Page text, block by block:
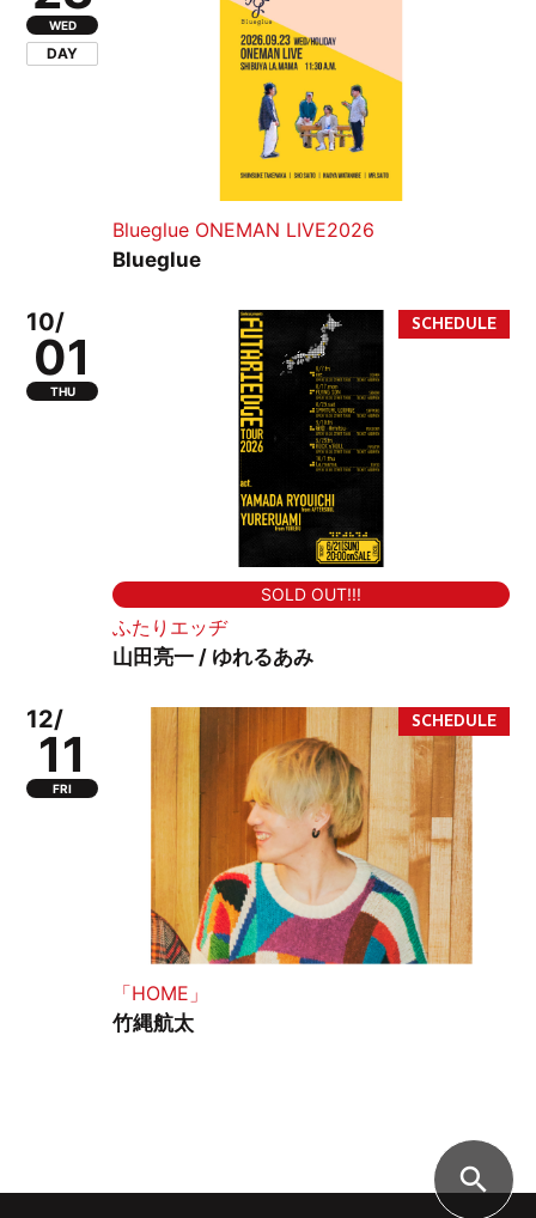
WED
DAY
Blueglue ONEMAN LIVE2026
Blueglue
10/
01
THU
SOLD OUT!!!
ふたりエッヂ
山田亮一 / ゆれるあみ
12/
11
FRI
「HOME」
竹縄航太
search